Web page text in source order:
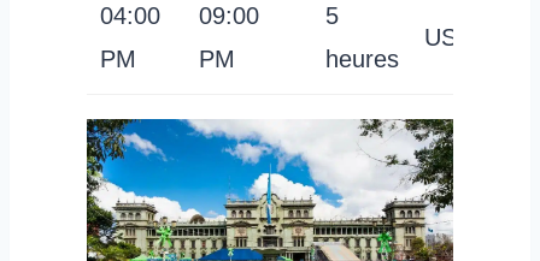
04:00
PM
09:00
PM
5
heures
USD 51